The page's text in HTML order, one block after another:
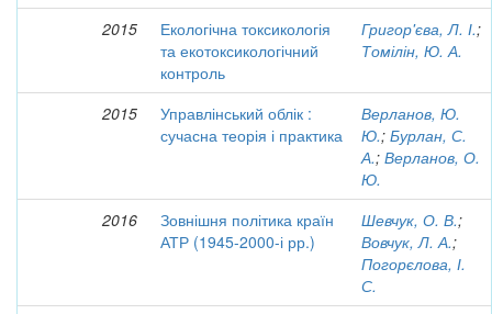
2015
Екологічна токсикологія
та екотоксикологічний
контроль
Григор'єва, Л. І.;
Томілін, Ю. А.
2015
Управлінський облік :
сучасна теорія і практика
Верланов, Ю.
Ю.; Бурлан, С.
А.; Верланов, О.
Ю.
2016
Зовнішня політика країн
АТР (1945-2000-і рр.)
Шевчук, О. В.;
Вовчук, Л. А.;
Погорєлова, І.
С.